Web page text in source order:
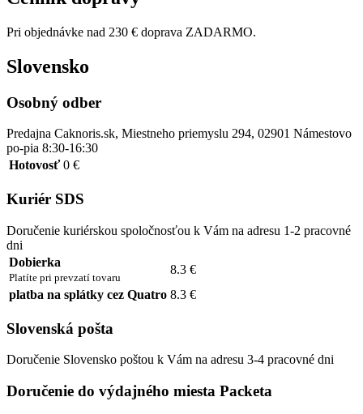
Pri objednávke nad 230 € doprava ZADARMO.
Slovensko
Osobný odber
Predajna Caknoris.sk, Miestneho priemyslu 294, 02901 Námestovo
po-pia 8:30-16:30
Hotovosť 0 €
Kuriér SDS
Doručenie kuriérskou spoločnosťou k Vám na adresu 1-2 pracovné
dni
Dobierka
Platíte pri prevzatí tovaru
8.3 €
platba na splátky cez Quatro 8.3 €
Slovenská pošta
Doručenie Slovensko poštou k Vám na adresu 3-4 pracovné dni
Doručenie do výdajného miesta Packeta